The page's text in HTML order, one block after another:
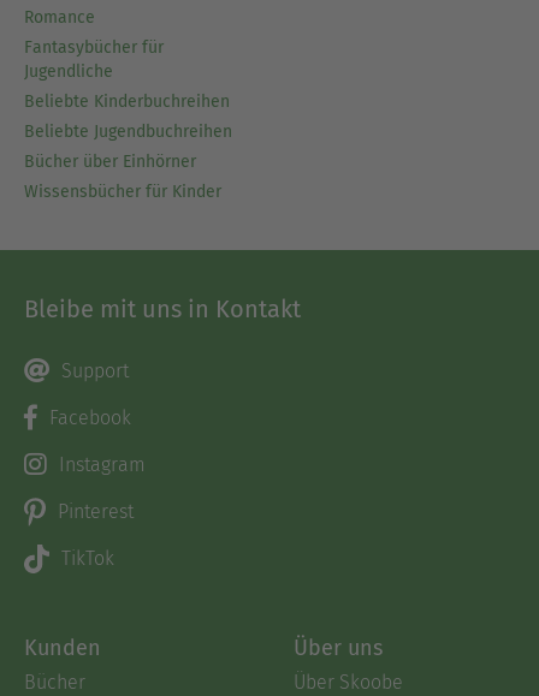
Romance
Fantasybücher für
Jugendliche
Beliebte Kinderbuchreihen
Beliebte Jugendbuchreihen
Bücher über Einhörner
Wissensbücher für Kinder
Bleibe mit uns in Kontakt
Support
Facebook
Instagram
Pinterest
TikTok
Kunden
Bücher
Über uns
Über Skoobe